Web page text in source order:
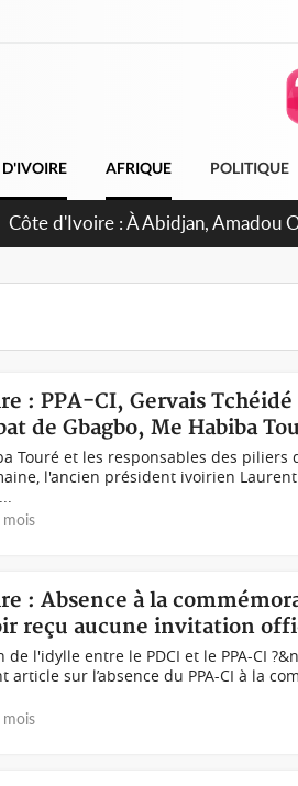
D'IVOIRE AFRIQUE POLITIQUE
Côte d'Ivoire : À Abidjan, Amadou
: PPA-CI, Gervais
de Gbagbo, Me Habiba
Touré et les responsables des piliers
l'ancien président ivoirien
mois
: Absence à la
reçu aucune invitation
de l'idylle entre le PDCI et le PPA-CI
article sur l’absence du PPA-CI à la
mois